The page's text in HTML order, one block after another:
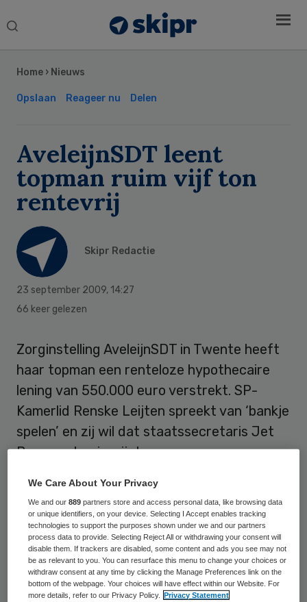
Search
Home › Nieuws
Opslaan Reageer nu Delen
AveleijnSDT leent
topman ruim vijf ton
rentevrij
Skipr Redactie
23 september 2009, 14:27
66 keer gelezen
Zorginstelling AveleijnSDT in Twente heeft
haar topman een renteloze hypothecaire
lening van 550.000 euro verstrekt. SP-
Kamerlid Renske Leijten spreekt van ‘bankje
spelen’ en zij wil dat staatssecretaris Jet
Bussemaker ingrijpt.
Rentevrij en aflossingsvrij
De SP baseert zich op het jaarverslag over
2008 van de instelling. Daaruit zou blijken
dat de lening vijf jaar lang niet opvraagbaar
is. Leijten is verontwaardigd dat de raad
Sidebar
We Care About Your Privacy
We and our889 partners store and access personal data, like browsing data
or unique identifiers, on your device. Selecting I Accept enables tracking
technologies to support the purposes shown under we and our partners
process data to provide. Selecting Reject All or withdrawing your consent will
disable them. If trackers are disabled, some content and ads you see may not
be as relevant to you. You can resurface this menu to change your choices or
withdraw consent at any time by clicking the Manage Preferences link on the
bottom of the webpage. Your choices will have effect within our Website. For
more details, refer to our Privacy Policy.
Privacy Statement